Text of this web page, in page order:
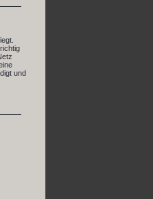
und